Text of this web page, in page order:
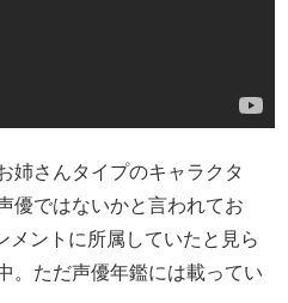
姉さんタイプのキャラクタ
優ではないかと言われてお
メントに所属していたと見ら
。ただ声優年鑑には載ってい